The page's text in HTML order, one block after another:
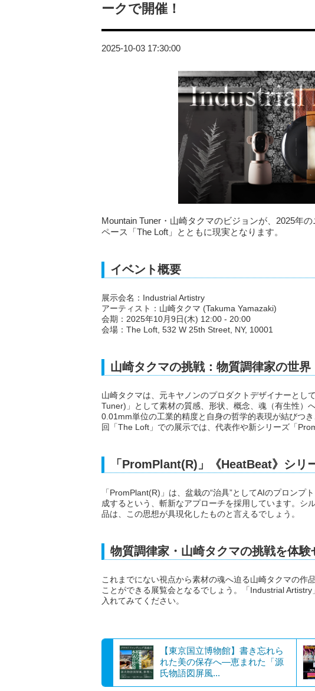
ークで開催！
2025-10-03 17:30:00
Mountain Tuner・山崎タクマのビジョンが、2025年
ペース「The Loft」とともに現実となります。
イベント概要
展示会名：Industrial Artistry
アーティスト：山崎タクマ (Takuma Yamazaki)
会期：2025年10月9日(木) 12:00 - 20:00
会場：The Loft, 532 W 25th Street, NY, 10001
山崎タクマの挑戦：物質調律家の世界
山崎タクマは、元キヤノンのプロダクトデザイナーとし
Tuner)」として素材の質感、形状、概念、魂（有生性）
0.01mm単位の工業的精度と自身の哲学的表現が結びつ
回「The Loft」での展示では、代表作や新シリーズ「
「PromPlant(R)」《HeatBeat》シリ
「PromPlant(R)」は、盆栽の“治具”としてAIのプロン
成するという、斬新なアプローチを採用しています。シ
品は、この思想が具現化したものと言えるでしょう。
物質調律家・山崎タクマの挑戦を体験
これまでにない視点から素材の魂へ迫る山崎タクマの作
ことができる展覧会となるでしょう。「Industrial
入れてみてください。
【東京国立博物館】書き忘れら
れた美の保存へ―恵まれた「源
氏物語図屏風...